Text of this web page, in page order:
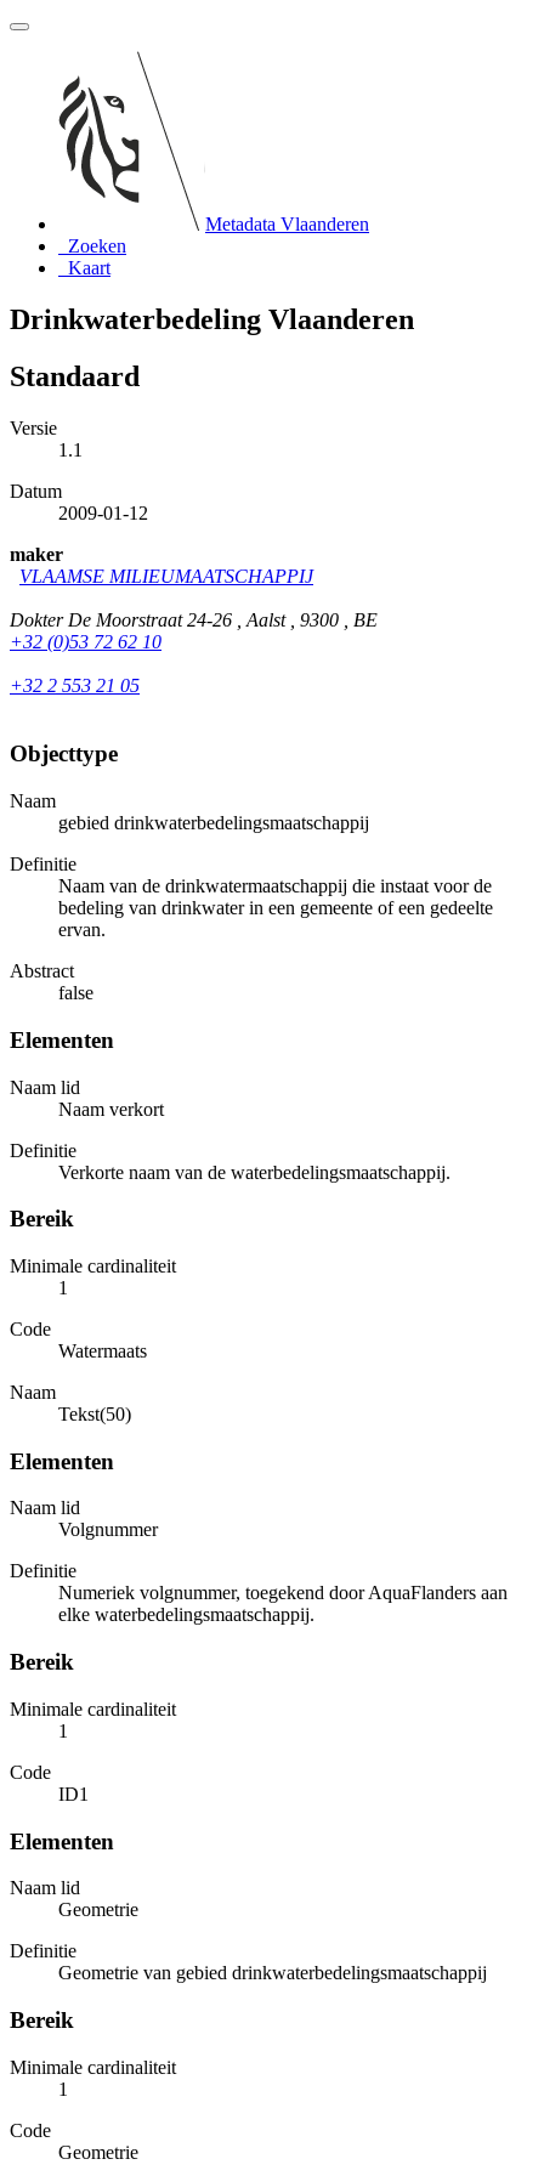
Metadata Vlaanderen
Zoeken
Kaart
Drinkwaterbedeling Vlaanderen
Standaard
Versie
1.1
Datum
2009-01-12
maker
VLAAMSE MILIEUMAATSCHAPPIJ
Dokter De Moorstraat 24-26 , Aalst , 9300 , BE
+32 (0)53 72 62 10
+32 2 553 21 05
Objecttype
Naam
gebied drinkwaterbedelingsmaatschappij
Definitie
Naam van de drinkwatermaatschappij die instaat voor de
bedeling van drinkwater in een gemeente of een gedeelte
ervan.
Abstract
false
Elementen
Naam lid
Naam verkort
Definitie
Verkorte naam van de waterbedelingsmaatschappij.
Bereik
Minimale cardinaliteit
1
Code
Watermaats
Naam
Tekst(50)
Elementen
Naam lid
Volgnummer
Definitie
Numeriek volgnummer, toegekend door AquaFlanders aan
elke waterbedelingsmaatschappij.
Bereik
Minimale cardinaliteit
1
Code
ID1
Elementen
Naam lid
Geometrie
Definitie
Geometrie van gebied drinkwaterbedelingsmaatschappij
Bereik
Minimale cardinaliteit
1
Code
Geometrie